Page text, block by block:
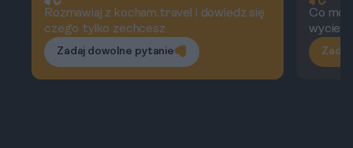
Rozmawiaj z kocham.travel i dowiedz się
czego tylko zechcesz
Zadaj dowolne pytanie
Co